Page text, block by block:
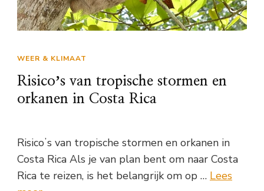
WEER & KLIMAAT
Risicoʼs van tropische stormen en
orkanen in Costa Rica
Risicoʼs van tropische stormen en orkanen in
Costa Rica Als je van plan bent om naar Costa
Rica te reizen, is het belangrijk om op … Lees